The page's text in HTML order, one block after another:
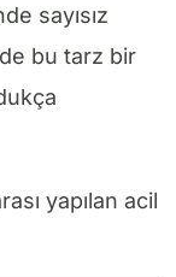
sayısız
bu tarz bir
yapılan acil